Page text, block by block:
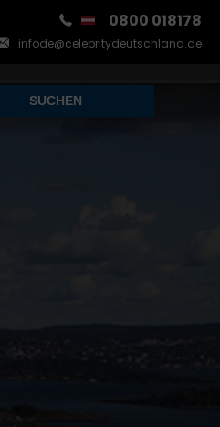
0800 018178
infode@celebritydeutschland.de